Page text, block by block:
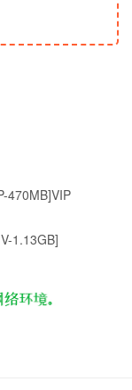
470MB]VIP
1.13GB]